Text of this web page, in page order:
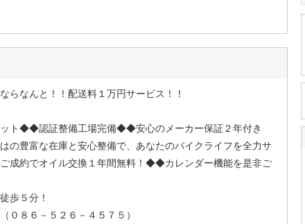
らなんと！！配送料１万円サービス！！
ト◆◆認証整備工場完備◆◆安心のメーカー保証２年付き
豊富な在庫と安心整備で、あなたのバイクライフを全力サ
成約でオイル交換１年間無料！◆◆カレンダー機能を是非ご
歩５分！
０８６－５２６－４５７５）